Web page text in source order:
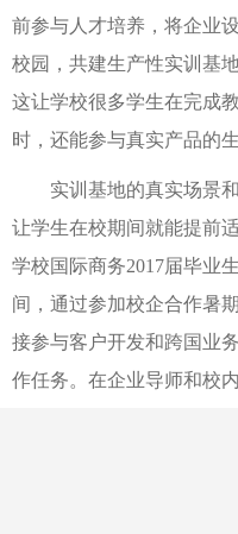
前参与人才培养，将企业
校园，共建生产性实训基
这让学校很多学生在完成
时，还能参与真实产品的生
实训基地的真实场景
让学生在校期间就能提前
学校国际商务2017届毕业
间，通过参加校企合作暑
接参与客户开发和跨国业
作任务。在企业导师和校